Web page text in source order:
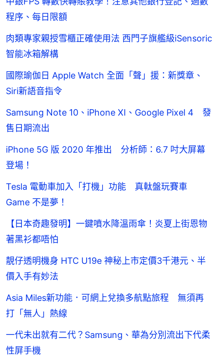
程序、每日限額
肉類專家親授雪櫃正確使用法 西門子旗艦級iSensoric
智能冰箱解構
國際瑜伽日 Apple Watch 全面「聲」援：新獎章、
Siri新語音指令
Samsung Note 10、iPhone XI、Google Pixel 4 發
售日期流出
iPhone 5G 版 2020 年推出 分析師：6.7 吋大屏幕
登場！
Tesla 電動車加入「打機」功能 真軚盤玩賽車
Game 不是夢！
【日本奇趣發明】一鍵噴水降溫雨傘！炎夏上街恩物
著黑衫都唔怕
靚仔透明機身 HTC U19e 神秘上市定價3千港元、半
價入手有妙法
Asia Miles新功能．可網上兌換多航點旅程 無須再
打「無人」熱線
一代未出就有二代？Samsung、華為分別流出下代柔
性屏手機